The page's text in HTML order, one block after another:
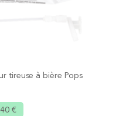
tireuse à bière Pops
€